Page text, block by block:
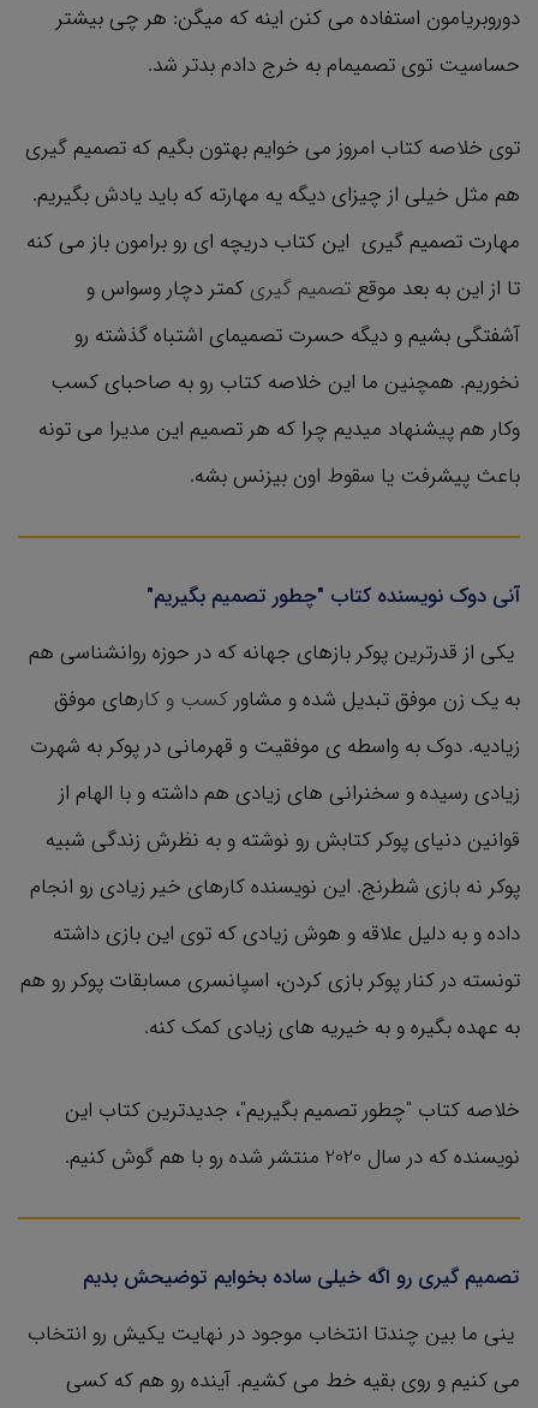
دوروبریامون استفاده می کنن اینه که میگن: هر چی بیشتر
حساسیت توی تصمیمام به خرج دادم بدتر شد.
توی خلاصه کتاب امروز می خوایم بهتون بگیم که تصمیم گیری
هم مثل خیلی از چیزای دیگه یه مهارته که باید یادش بگیریم.
مهارت تصمیم گیری این کتاب دریچه ای رو برامون باز می کنه
تا از این به بعد موقع تصمیم گیری کمتر دچار وسواس و
آشفتگی بشیم و دیگه حسرت تصمیمای اشتباه گذشته رو
نخوریم. همچنین ما این خلاصه کتاب رو به صاحبای کسب
‌وکار هم پیشنهاد میدیم چرا که هر تصمیم این مدیرا می تونه
باعث پیشرفت یا سقوط اون بیزنس بشه.
آنی دوک نویسنده کتاب "چطور تصمیم بگیریم"
یکی از قدرترین پوکر بازهای جهانه که در حوزه روانشناسی هم
به یک زن موفق تبدیل شده و مشاور کسب و کارهای موفق
زیادیه. دوک به واسطه ی موفقیت و قهرمانی در پوکر به شهرت
زیادی رسیده و سخنرانی های زیادی هم داشته و با الهام از
قوانین دنیای پوکر کتابش رو نوشته و به نظرش زندگی شبیه
پوکر نه بازی شطرنج. این نویسنده کارهای خیر زیادی رو انجام
داده و به دلیل علاقه و هوش زیادی که توی این بازی داشته
تونسته در کنار پوکر بازی کردن، اسپانسری مسابقات پوکر رو هم
به عهده بگیره و به خیریه های زیادی کمک کنه.
خلاصه کتاب "چطور تصمیم بگیریم"، جدیدترین کتاب این
نویسنده که در سال 2020 منتشر شده رو با هم گوش کنیم.
تصمیم گیری رو اگه خیلی ساده بخوایم توضیحش بدیم
ینی ما بین چندتا انتخاب موجود در نهایت یکیش رو انتخاب
می کنیم و روی بقیه خط می کشیم. آینده رو هم که کسی